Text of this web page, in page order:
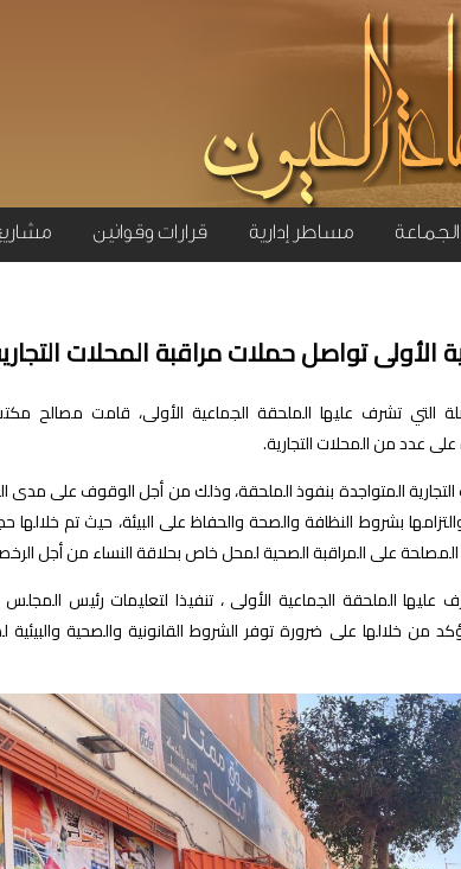
الجماعة مساطر إدارية قرارات وقوانين
الأولى تواصل حملات مراقبة المحلات
التي تشرف عليها الملحقة الجماعية الأولى، قامت مصالح
عدد من المحلات التجارية.
المتواجدة بنفوذ الملحقة، وذلك من أجل الوقوف على مدى
بشروط النظافة والصحة والحفاظ على البيئة، حيث تم
المصلحة على المراقبة الصحية لمحل خاص بحلاقة النساء من أجل
عليها الملحقة الجماعية الأولى ، تنفيذا لتعليمات رئيس
من خلالها على ضرورة توفر الشروط القانونية والصحية والبيئية